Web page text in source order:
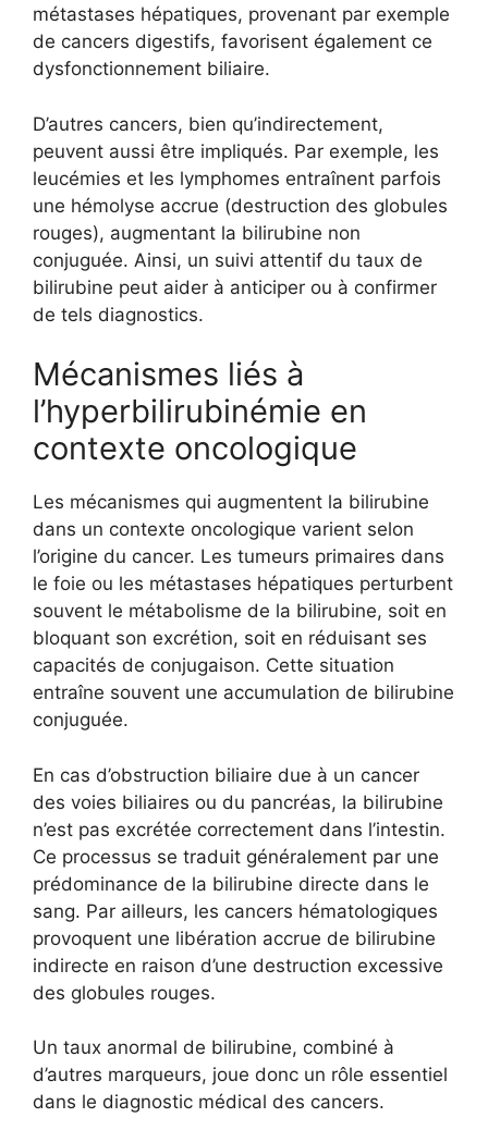
métastases hépatiques, provenant par exemple
de cancers digestifs, favorisent également ce
dysfonctionnement biliaire.
D’autres cancers, bien qu’indirectement,
peuvent aussi être impliqués. Par exemple, les
leucémies et les lymphomes entraînent parfois
une hémolyse accrue (destruction des globules
rouges), augmentant la bilirubine non
conjuguée. Ainsi, un suivi attentif du taux de
bilirubine peut aider à anticiper ou à confirmer
de tels diagnostics.
Mécanismes liés à
l’hyperbilirubinémie en
contexte oncologique
Les mécanismes qui augmentent la bilirubine
dans un contexte oncologique varient selon
l’origine du cancer. Les tumeurs primaires dans
le foie ou les métastases hépatiques perturbent
souvent le métabolisme de la bilirubine, soit en
bloquant son excrétion, soit en réduisant ses
capacités de conjugaison. Cette situation
entraîne souvent une accumulation de bilirubine
conjuguée.
En cas d’obstruction biliaire due à un cancer
des voies biliaires ou du pancréas, la bilirubine
n’est pas excrétée correctement dans l’intestin.
Ce processus se traduit généralement par une
prédominance de la bilirubine directe dans le
sang. Par ailleurs, les cancers hématologiques
provoquent une libération accrue de bilirubine
indirecte en raison d’une destruction excessive
des globules rouges.
Un taux anormal de bilirubine, combiné à
d’autres marqueurs, joue donc un rôle essentiel
dans le diagnostic médical des cancers.